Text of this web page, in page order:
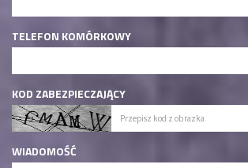
TELEFON KOMÓRKOWY
KOD ZABEZPIECZAJĄCY
WIADOMOŚĆ